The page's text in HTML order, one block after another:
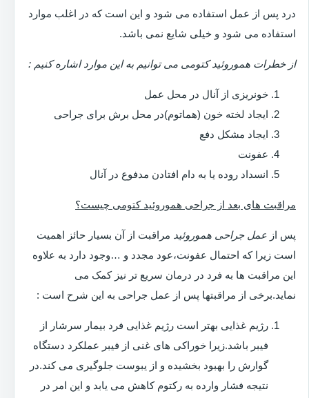
درد پس از عمل استفاده می شود و این است که در اغلب موارد
استفاده می شود و خیلی شایع نمی باشد.
از خطرات هموروئید کتومی می توانیم به این موارد اشاره کنیم :
خونریزی از آنال در محل عمل
ایجاد لخته خون (هماتوم)در محل برش برای جراحی
ایجاد مشکل دفع
عفونت
انسداد روده یا به دام افتادن مدفوع در آنال
مراقبت های بعد از جراحی هموروئید کتومی چیست؟
پس از عمل جراحی هموروئید مراقبت از آن بسیار حائز اهمیت
است زیرا که احتمال عفونت،عود مجدد و …وجود دارد به علاوه
این مراقبت ها به فرد در درمان سریع تر نیز کمک می
نماید.برخی از مراقبتها پس از عمل جراحی به این شرح است :
رژیم غذایی بهتر است رژیم غذایی فرد بیمار سرشار از
فیبر باشد.زیرا خوراکی های غنی از فیبر عملکرد دستگاه
گوارش را بهبود بخشیده و از یبوست جلوگیری می کند.در
نتیجه فشار وارده به رکتوم کاهش می یابد و این امر در